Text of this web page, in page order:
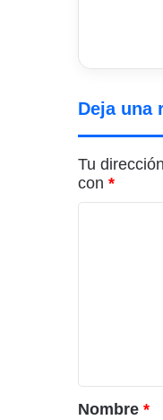
Deja una
Tu
con *
r
Nombre *